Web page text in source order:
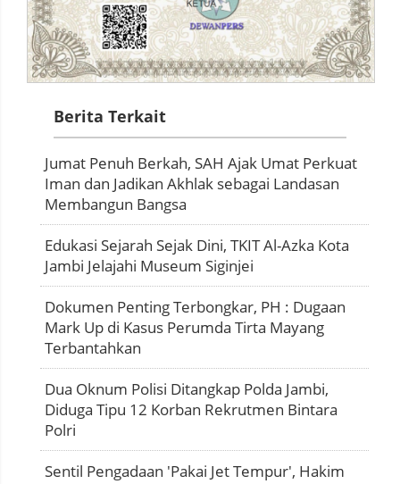
Berita Terkait
Jumat Penuh Berkah, SAH Ajak Umat Perkuat
Iman dan Jadikan Akhlak sebagai Landasan
Membangun Bangsa
Edukasi Sejarah Sejak Dini, TKIT Al-Azka Kota
Jambi Jelajahi Museum Siginjei
Dokumen Penting Terbongkar, PH : Dugaan
Mark Up di Kasus Perumda Tirta Mayang
Terbantahkan
Dua Oknum Polisi Ditangkap Polda Jambi,
Diduga Tipu 12 Korban Rekrutmen Bintara
Polri
Sentil Pengadaan 'Pakai Jet Tempur', Hakim